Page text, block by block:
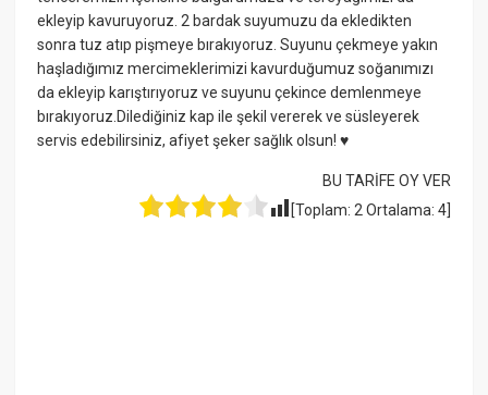
ekleyip kavuruyoruz. 2 bardak suyumuzu da ekledikten
sonra tuz atıp pişmeye bırakıyoruz. Suyunu çekmeye yakın
haşladığımız mercimeklerimizi kavurduğumuz soğanımızı
da ekleyip karıştırıyoruz ve suyunu çekince demlenmeye
bırakıyoruz.Dilediğiniz kap ile şekil vererek ve süsleyerek
servis edebilirsiniz, afiyet şeker sağlık olsun! ♥
BU TARİFE OY VER
[Toplam: 2Ortalama: 4]